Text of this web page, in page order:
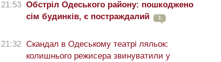
21:53 Обстріл Одеського району: пошкоджено
сім будинків, є постраждалий
1
21:32 Скандал в Одеському театрі ляльок:
колишнього режисера звинуватили у